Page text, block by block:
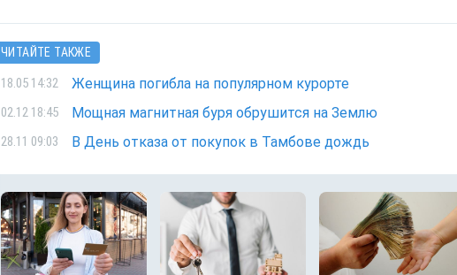
ЧИТАЙТЕ ТАКЖЕ
18.05 14:32 Женщина погибла на популярном курорте
02.12 18:45 Мощная магнитная буря обрушится на Землю
28.11 09:03 В День отказа от покупок в Тамбове дождь